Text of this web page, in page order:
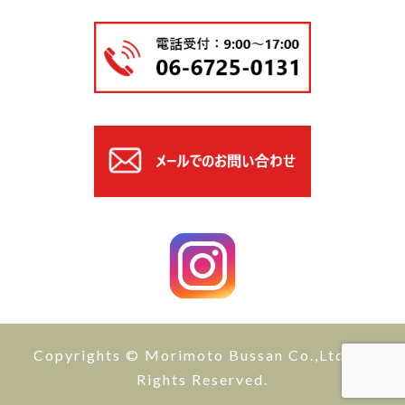
Copyrights © Morimoto Bussan Co.,Ltd All
Rights Reserved.